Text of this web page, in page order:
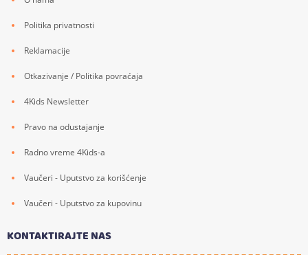
Politika privatnosti
Reklamacije
Otkazivanje / Politika povraćaja
4Kids Newsletter
Pravo na odustajanje
Radno vreme 4Kids-a
Vaučeri - Uputstvo za korišćenje
Vaučeri - Uputstvo za kupovinu
KONTAKTIRAJTE NAS